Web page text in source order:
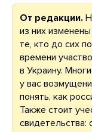
От редакции.
из них
те, кто до сих
времени
в Украину.
у вас
понять, как
Также стоит